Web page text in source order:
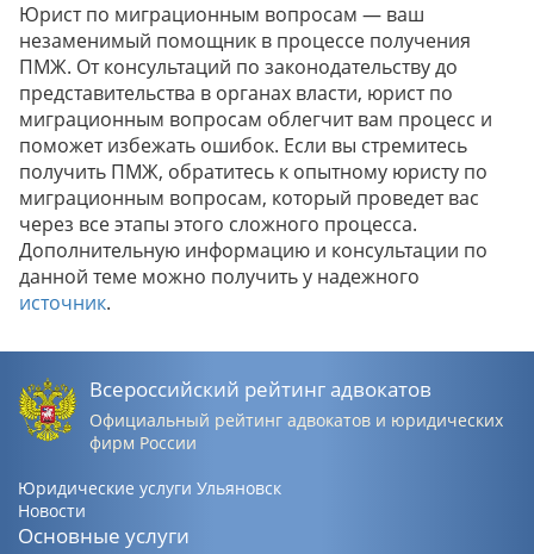
Юрист по миграционным вопросам — ваш
незаменимый помощник в процессе получения
ПМЖ. От консультаций по законодательству до
представительства в органах власти, юрист по
миграционным вопросам облегчит вам процесс и
поможет избежать ошибок. Если вы стремитесь
получить ПМЖ, обратитесь к опытному юристу по
миграционным вопросам, который проведет вас
через все этапы этого сложного процесса.
Дополнительную информацию и консультации по
данной теме можно получить у надежного
источник.
Всероссийский рейтинг адвокатов
Официальный рейтинг адвокатов и юридических
фирм России
Юридические услуги Ульяновск
Новости
Основные услуги